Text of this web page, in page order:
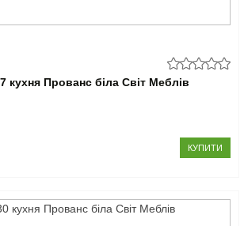
кухня Прованс біла Світ Меблів
КУПИТИ